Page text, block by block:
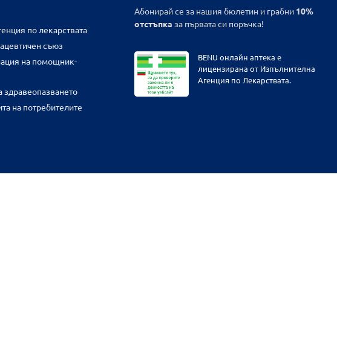
по лекарствата
съюз
на помощник-
здравеопазването
на потребителите
Абонирай се за нашия бюлетин и грабни 10%
отстъпка за първата си поръчка!
BENU онлайн аптека е
лицензирана от Изпълнителна
Агенция по Лекарствата.